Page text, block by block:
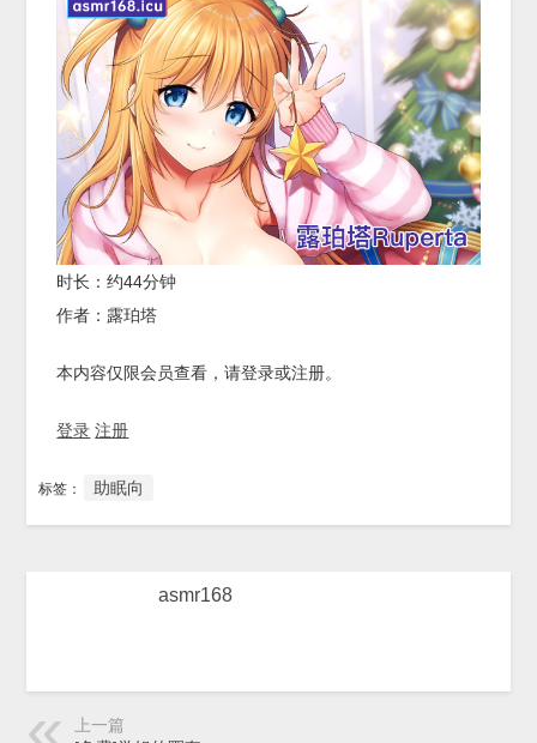
时长：约44分钟
作者：露珀塔
本内容仅限会员查看，请登录或注册。
登录 注册
标签： 助眠向
asmr168
上一篇